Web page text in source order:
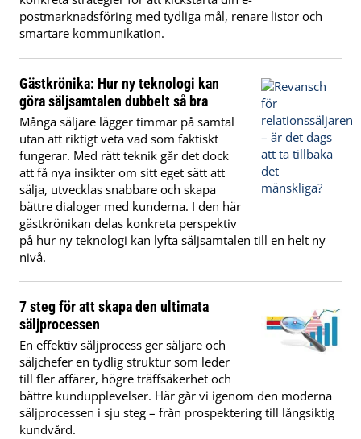
postmarknadsföring med tydliga mål, renare listor och
smartare kommunikation.
Gästkrönika: Hur ny teknologi kan
göra säljsamtalen dubbelt så bra
Många säljare lägger timmar på samtal
utan att riktigt veta vad som faktiskt
fungerar. Med rätt teknik går det dock
att få nya insikter om sitt eget sätt att
sälja, utvecklas snabbare och skapa
bättre dialoger med kunderna. I den här
gästkrönikan delas konkreta perspektiv
på hur ny teknologi kan lyfta säljsamtalen till en helt ny
nivå.
7 steg för att skapa den ultimata
säljprocessen
En effektiv säljprocess ger säljare och
säljchefer en tydlig struktur som leder
till fler affärer, högre träffsäkerhet och
bättre kundupplevelser. Här går vi igenom den moderna
säljprocessen i sju steg – från prospektering till långsiktig
kundvård.